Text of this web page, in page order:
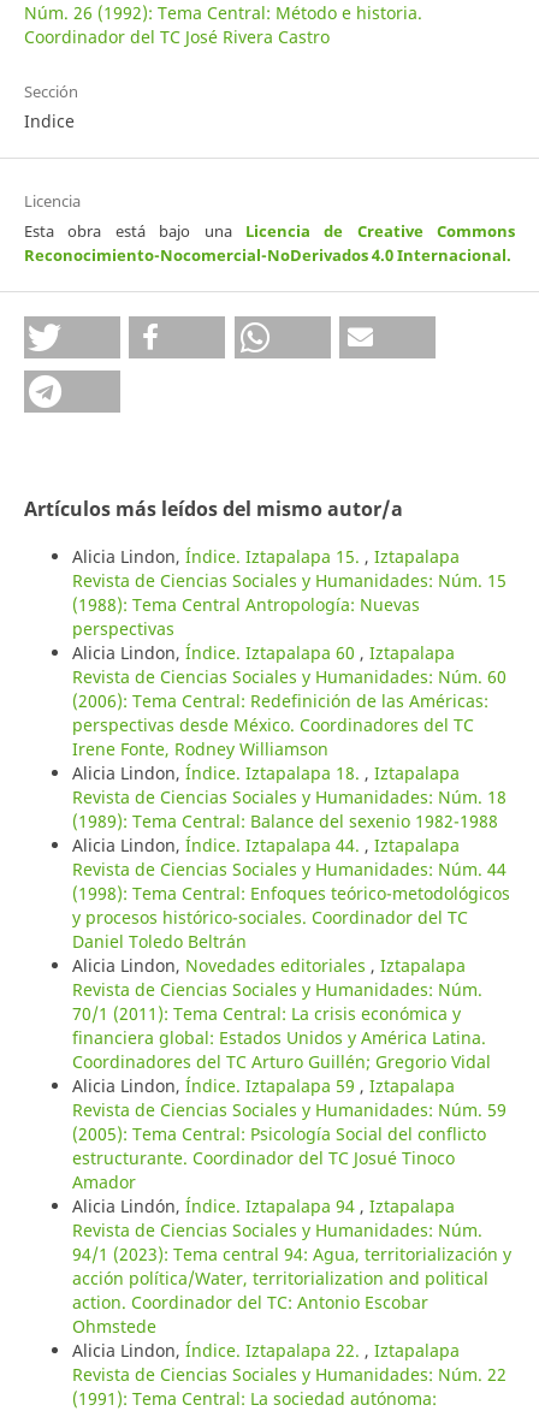
Núm. 26 (1992): Tema Central: Método e historia.
Coordinador del TC José Rivera Castro
Sección
Indice
Licencia
Esta obra está bajo una Licencia de Creative Commons
Reconocimiento-Nocomercial-NoDerivados 4.0 Internacional.
Artículos más leídos del mismo autor/a
Alicia Lindon, Índice. Iztapalapa 15. , Iztapalapa
Revista de Ciencias Sociales y Humanidades: Núm. 15
(1988): Tema Central Antropología: Nuevas
perspectivas
Alicia Lindon, Índice. Iztapalapa 60 , Iztapalapa
Revista de Ciencias Sociales y Humanidades: Núm. 60
(2006): Tema Central: Redefinición de las Américas:
perspectivas desde México. Coordinadores del TC
Irene Fonte, Rodney Williamson
Alicia Lindon, Índice. Iztapalapa 18. , Iztapalapa
Revista de Ciencias Sociales y Humanidades: Núm. 18
(1989): Tema Central: Balance del sexenio 1982-1988
Alicia Lindon, Índice. Iztapalapa 44. , Iztapalapa
Revista de Ciencias Sociales y Humanidades: Núm. 44
(1998): Tema Central: Enfoques teórico-metodológicos
y procesos histórico-sociales. Coordinador del TC
Daniel Toledo Beltrán
Alicia Lindon, Novedades editoriales , Iztapalapa
Revista de Ciencias Sociales y Humanidades: Núm.
70/1 (2011): Tema Central: La crisis económica y
financiera global: Estados Unidos y América Latina.
Coordinadores del TC Arturo Guillén; Gregorio Vidal
Alicia Lindon, Índice. Iztapalapa 59 , Iztapalapa
Revista de Ciencias Sociales y Humanidades: Núm. 59
(2005): Tema Central: Psicología Social del conflicto
estructurante. Coordinador del TC Josué Tinoco
Amador
Alicia Lindón, Índice. Iztapalapa 94 , Iztapalapa
Revista de Ciencias Sociales y Humanidades: Núm.
94/1 (2023): Tema central 94: Agua, territorialización y
acción política/Water, territorialization and political
action. Coordinador del TC: Antonio Escobar
Ohmstede
Alicia Lindon, Índice. Iztapalapa 22. , Iztapalapa
Revista de Ciencias Sociales y Humanidades: Núm. 22
(1991): Tema Central: La sociedad autónoma: